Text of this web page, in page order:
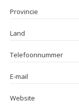
Provincie
Land
Telefoonnummer
E-mail
Website